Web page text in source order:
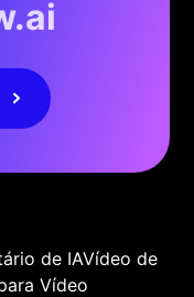
de IAVídeo de
Vídeo